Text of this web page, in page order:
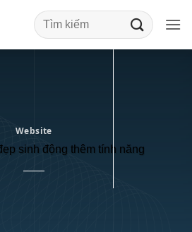
Website
sinh động thêm tính năng